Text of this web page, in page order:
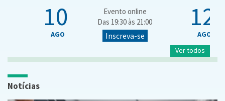
10
AGO
Evento online
Das 19:30 às 21:00
Inscreva-se
12
AGO
Ver todos
Notícias